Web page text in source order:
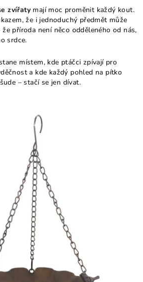
zvířaty mají moc proměnit každý kout.
že i jednoduchý předmět může
příroda není něco odděleného od nás,
srdce.
místem, kde ptáčci zpívají pro
a kde každý pohled na pítko
– stačí se jen dívat.